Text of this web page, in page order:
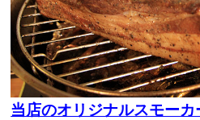
当店のオリジナルスモー